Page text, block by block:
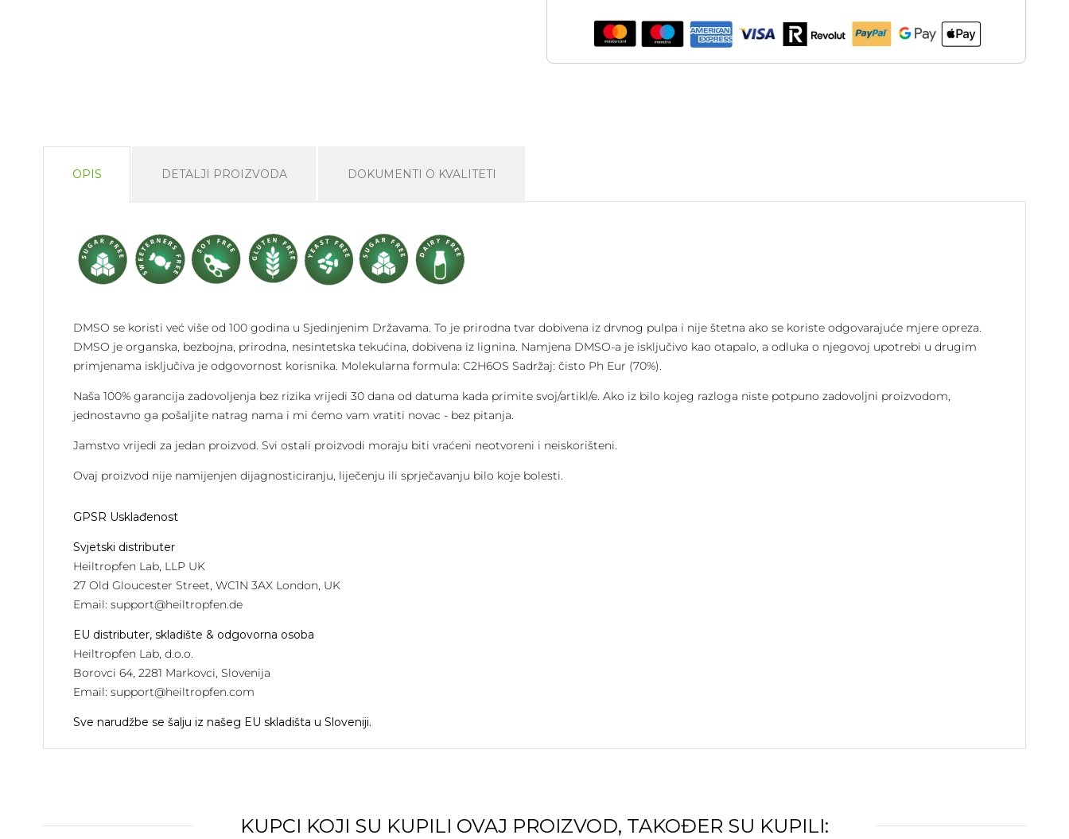
OPIS DETALJI PROIZVODA DOKUMENTI O KVALITETI
DMSO se koristi već više od 100 godina u Sjedinjenim Državama. To je prirodna tvar dobivena iz drvnog pulpa i nije štetna ako se koriste odgovarajuće mjere opreza.
DMSO je organska, bezbojna, prirodna, nesintetska tekućina, dobivena iz lignina. Namjena DMSO-a je isključivo kao otapalo, a odluka o njegovoj upotrebi u drugim
primjenama isključiva je odgovornost korisnika. Molekularna formula: C2H6OS Sadržaj: čisto Ph Eur (70%).
Naša 100% garancija zadovoljenja bez rizika vrijedi 30 dana od datuma kada primite svoj/artikl/e. Ako iz bilo kojeg razloga niste potpuno zadovoljni proizvodom,
jednostavno ga pošaljite natrag nama i mi ćemo vam vratiti novac - bez pitanja.
Jamstvo vrijedi za jedan proizvod. Svi ostali proizvodi moraju biti vraćeni neotvoreni i neiskorišteni.
Ovaj proizvod nije namijenjen dijagnosticiranju, liječenju ili sprječavanju bilo koje bolesti.
GPSR Usklađenost
Svjetski distributer
Heiltropfen Lab, LLP UK
27 Old Gloucester Street, WC1N 3AX London, UK
Email: support@heiltropfen.de
EU distributer, skladište & odgovorna osoba
Heiltropfen Lab, d.o.o.
Borovci 64, 2281 Markovci, Slovenija
Email: support@heiltropfen.com
Sve narudžbe se šalju iz našeg EU skladišta u Sloveniji.
KUPCI KOJI SU KUPILI OVAJ PROIZVOD, TAKOĐER SU KUPILI: